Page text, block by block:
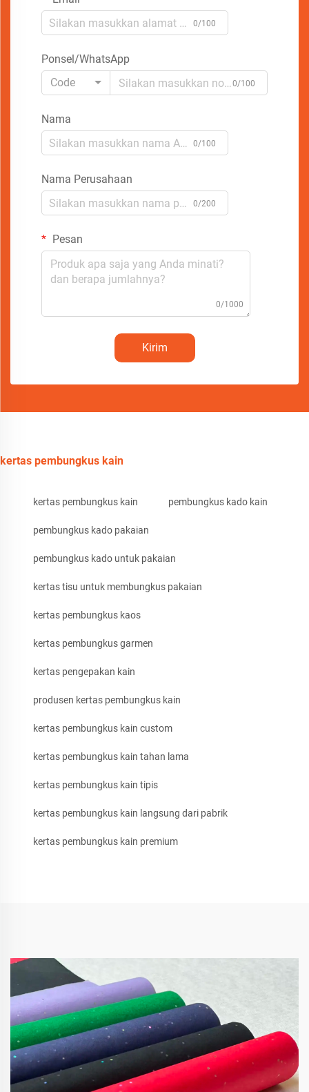
0/100
Ponsel/WhatsApp
Code
0/100
Nama
0/100
Nama Perusahaan
0/200
Pesan
0/1000
Kirim
kertas pembungkus kain
kertas pembungkus kain pembungkus kado kain
pembungkus kado pakaian
pembungkus kado untuk pakaian
kertas tisu untuk membungkus pakaian
kertas pembungkus kaos
kertas pembungkus garmen
kertas pengepakan kain
produsen kertas pembungkus kain
kertas pembungkus kain custom
kertas pembungkus kain tahan lama
kertas pembungkus kain tipis
kertas pembungkus kain langsung dari pabrik
kertas pembungkus kain premium